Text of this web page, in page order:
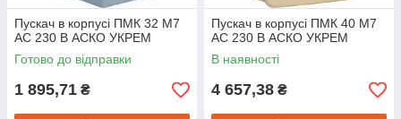
Пускач в корпусі ПМК 32 М7
AC 230 B АСКО УКРЕМ
Готово до відправки
1 895,71 ₴
Пускач в корпусі ПМК 40 М7
AC 230 B АСКО УКРЕМ
В наявності
4 657,38 ₴